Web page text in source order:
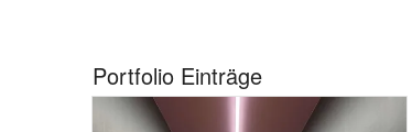
Portfolio Einträge